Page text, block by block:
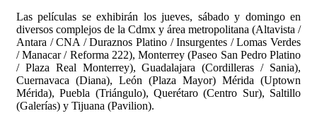
Las películas se exhibirán los jueves, sábado y domingo en
diversos complejos de la Cdmx y área metropolitana (Altavista /
Antara / CNA / Duraznos Platino / Insurgentes / Lomas Verdes
/ Manacar / Reforma 222), Monterrey (Paseo San Pedro Platino
/ Plaza Real Monterrey), Guadalajara (Cordilleras / Sania),
Cuernavaca (Diana), León (Plaza Mayor) Mérida (Uptown
Mérida), Puebla (Triángulo), Querétaro (Centro Sur), Saltillo
(Galerías) y Tijuana (Pavilion).